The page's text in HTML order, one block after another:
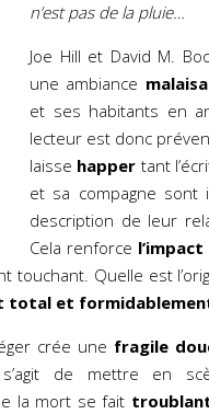
n’est pas de la pluie…
Joe Hill et David M.
une ambiance
et ses habitants en
lecteur est donc
laisse happer tant
et sa compagne sont
description de leur
Cela renforce l’impact
touchant. Quelle est
total et
crée une fragile
s’agit de mettre en
la mort se fait